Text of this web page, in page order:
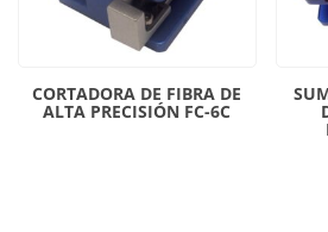
CORTADORA DE FIBRA DE
ALTA PRECISIÓN FC-6C